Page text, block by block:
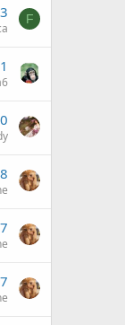
F